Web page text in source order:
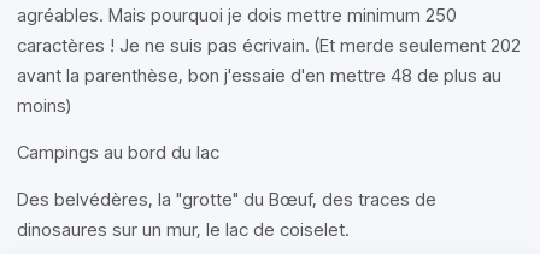
agréables. Mais pourquoi je dois mettre minimum 250
caractères ! Je ne suis pas écrivain. (Et merde seulement 202
avant la parenthèse, bon j'essaie d'en mettre 48 de plus au
moins)
Campings au bord du lac
Des belvédères, la "grotte" du Bœuf, des traces de
dinosaures sur un mur, le lac de coiselet.